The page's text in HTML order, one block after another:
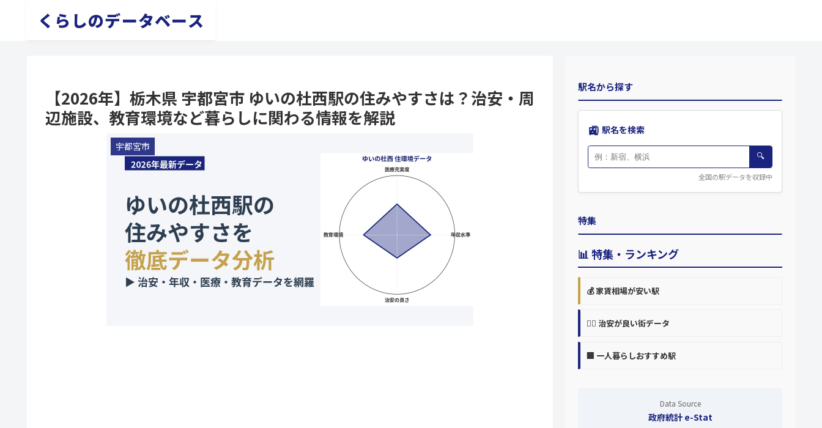
くらしのデータベース
【2026年】栃木県 宇都宮市 ゆいの杜西駅の住みやすさは？治安・周
辺施設、教育環境など暮らしに関わる情報を解説
宇都宮市
駅名から探す
🚉 駅名を検索
🔍
全国の駅データを収録中
特集
📊 特集・ランキング
💰 家賃相場が安い駅
👮‍♀️ 治安が良い街データ
🏢 一人暮らしおすすめ駅
Data Source
政府統計 e-Stat